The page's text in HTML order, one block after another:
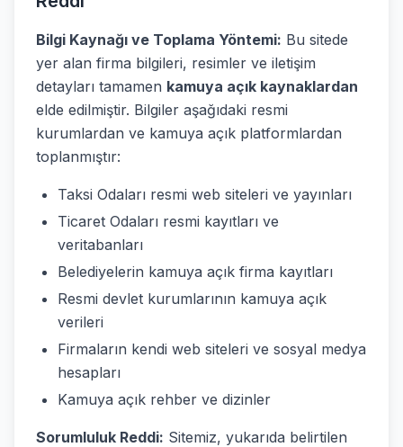
Bilgi Kaynağı ve Toplama Yöntemi: Bu sitede
yer alan firma bilgileri, resimler ve iletişim
detayları tamamen kamuya açık kaynaklardan
elde edilmiştir. Bilgiler aşağıdaki resmi
kurumlardan ve kamuya açık platformlardan
toplanmıştır:
Taksi Odaları resmi web siteleri ve yayınları
Ticaret Odaları resmi kayıtları ve
veritabanları
Belediyelerin kamuya açık firma kayıtları
Resmi devlet kurumlarının kamuya açık
verileri
Firmaların kendi web siteleri ve sosyal medya
hesapları
Kamuya açık rehber ve dizinler
Sorumluluk Reddi: Sitemiz, yukarıda belirtilen